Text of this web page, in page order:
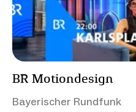
BR Motiondesign
Bayerischer Rundfunk